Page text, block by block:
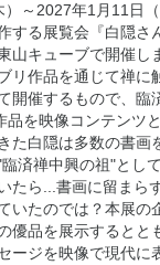
～2027年1月11日
する展覧会『白隠さ
山キューブで開催し
リ作品を通じて禅に
開催するもので、臨
品を映像コンテンツ
た白隠は多数の書画
済禅中興の祖"とし
たら...書画に留まら
いたのでは？本展の
優品を展示するとと
ージを映像で現代に